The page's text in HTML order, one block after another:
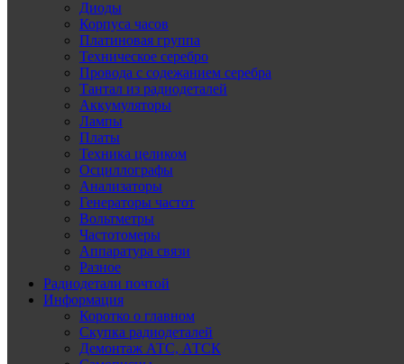
Диоды
Корпуса часов
Платиновая группа
Техническое серебро
Провода с содежанием серебра
Тантал из радиодеталей
Аккумуляторы
Лампы
Платы
Техника целиком
Осциллографы
Анализаторы
Генераторы частот
Вольтметры
Частотомеры
Аппаратура связи
Разное
Радиодетали почтой
Информация
Коротко о главном
Скупка радиодеталей
Демонтаж АТС, АТСК